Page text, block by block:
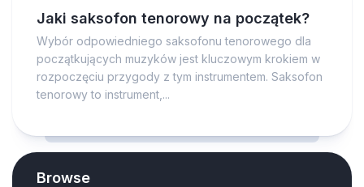
Jaki saksofon tenorowy na początek?
Wybór odpowiedniego saksofonu tenorowego dla
początkujących muzyków jest kluczowym krokiem w
rozpoczęciu przygody z tym instrumentem. Saksofon
tenorowy to instrument,...
Browse